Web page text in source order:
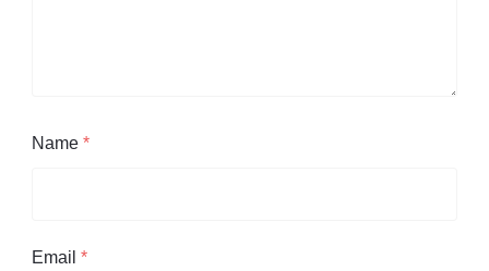
Name *
Email *